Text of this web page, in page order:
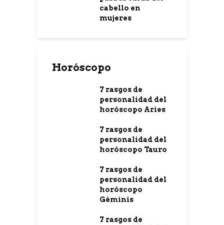
cabello en
mujeres
Horóscopo
7 rasgos de
personalidad del
horóscopo Aries
7 rasgos de
personalidad del
horóscopo Tauro
7 rasgos de
personalidad del
horóscopo
Géminis
7 rasgos de